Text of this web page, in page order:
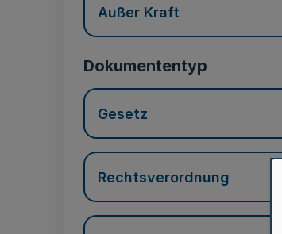
Außer Kraft
Dokumententyp
Gesetz
Rechtsverordnung